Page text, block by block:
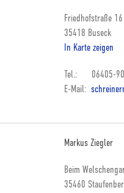
Friedhofstraße 16
35418 Buseck
In Karte zeigen
Tel.: 06405-
E-Mail:
Markus Ziegler
Beim
35460